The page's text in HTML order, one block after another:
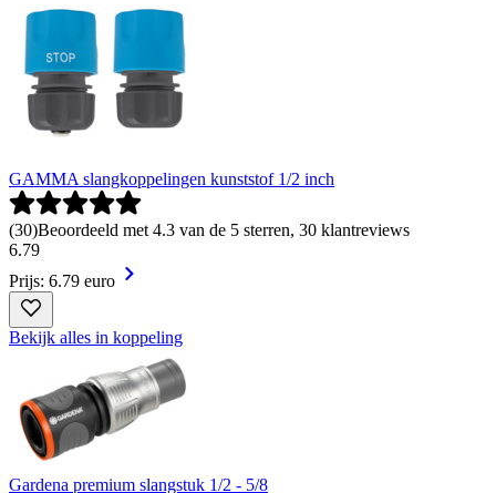
GAMMA slangkoppelingen kunststof 1/2 inch
(30)Beoordeeld met 4.3 van de 5 sterren, 30 klantreviews
6.79
Prijs: 6.79 euro
Bekijk alles in koppeling
Gardena premium slangstuk 1/2 - 5/8